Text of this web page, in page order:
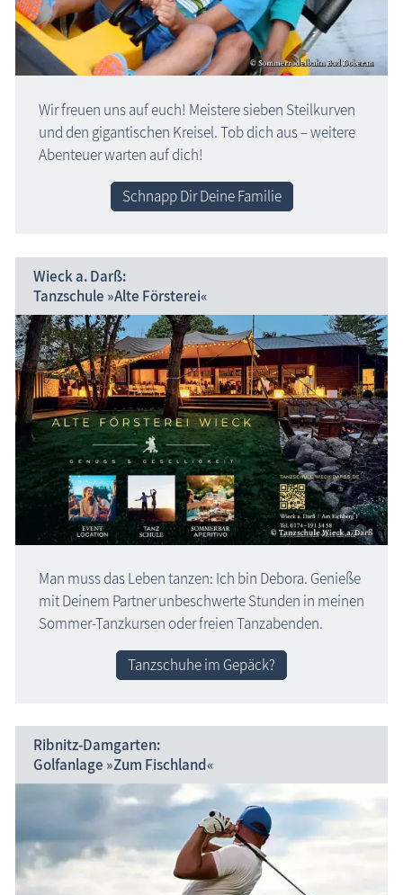
Wir freuen uns auf euch! Meistere sieben Steilkurven
und den gigantischen Kreisel. Tob dich aus – weitere
Abenteuer warten auf dich!
Schnapp Dir Deine Familie
Wieck a. Darß:
Tanzschule »Alte Försterei«
Man muss das Leben tanzen: Ich bin Debora. Genieße
mit Deinem Partner unbeschwerte Stunden in meinen
Sommer-Tanzkursen oder freien Tanzabenden.
Tanzschuhe im Gepäck?
Ribnitz-Damgarten:
Golfanlage »Zum Fischland«